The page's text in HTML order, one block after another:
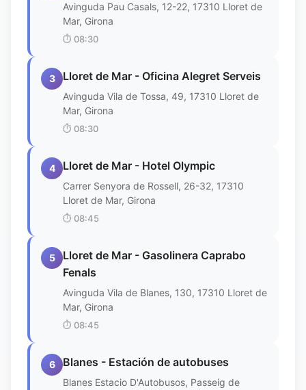
Avinguda Pau Casals, 12-22, 17310 Lloret de
Mar, Girona
⏱️ 08:30
3 Lloret de Mar - Oficina Alegret Serveis
Avinguda Vila de Tossa, 49, 17310 Lloret de
Mar, Girona
⏱️ 08:30
4 Lloret de Mar - Hotel Olympic
Carrer Senyora de Rossell, 26-32, 17310
Lloret de Mar, Girona
⏱️ 08:45
5
Lloret de Mar - Gasolinera Caprabo
Fenals
Avinguda Vila de Blanes, 130, 17310 Lloret de
Mar, Girona
⏱️ 08:45
6 Blanes - Estación de autobuses
Blanes Estacio D'Autobusos, Passeig de